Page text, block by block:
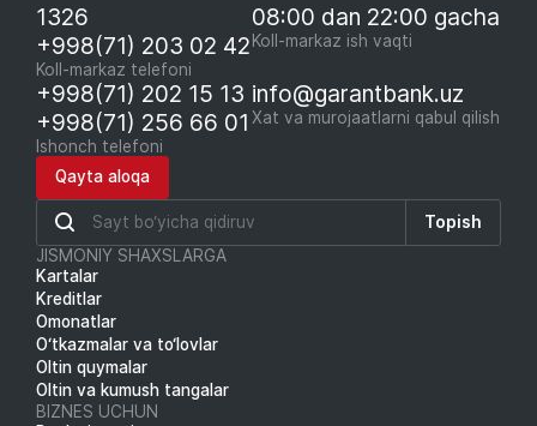
1326
+998(71) 203 02 42
Koll-markaz telefoni
08:00 dan 22:00 gacha
Koll-markaz ish vaqti
+998(71) 202 15 13
+998(71) 256 66 01
Ishonch telefoni
info@garantbank.uz
Xat va murojaatlarni qabul qilish
Qayta aloqa
Topish
JISMONIY SHAXSLARGA
Kartalar
Kreditlar
Omonatlar
O‘tkazmalar va to‘lovlar
Oltin quymalar
Oltin va kumush tangalar
BIZNES UCHUN